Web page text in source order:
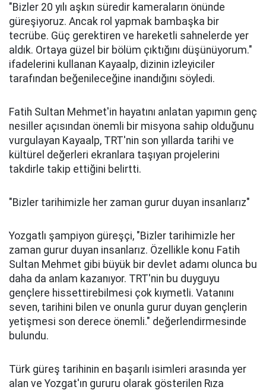
"Bizler 20 yılı aşkın süredir kameraların önünde
güreşiyoruz. Ancak rol yapmak bambaşka bir
tecrübe. Güç gerektiren ve hareketli sahnelerde yer
aldık. Ortaya güzel bir bölüm çıktığını düşünüyorum."
ifadelerini kullanan Kayaalp, dizinin izleyiciler
tarafından beğenileceğine inandığını söyledi.
Fatih Sultan Mehmet'in hayatını anlatan yapımın genç
nesiller açısından önemli bir misyona sahip olduğunu
vurgulayan Kayaalp, TRT'nin son yıllarda tarihi ve
kültürel değerleri ekranlara taşıyan projelerini
takdirle takip ettiğini belirtti.
"Bizler tarihimizle her zaman gurur duyan insanlarız"
Yozgatlı şampiyon güreşçi, "Bizler tarihimizle her
zaman gurur duyan insanlarız. Özellikle konu Fatih
Sultan Mehmet gibi büyük bir devlet adamı olunca bu
daha da anlam kazanıyor. TRT'nin bu duyguyu
gençlere hissettirebilmesi çok kıymetli. Vatanını
seven, tarihini bilen ve onunla gurur duyan gençlerin
yetişmesi son derece önemli." değerlendirmesinde
bulundu.
Türk güreş tarihinin en başarılı isimleri arasında yer
alan ve Yozgat'ın gururu olarak gösterilen Rıza